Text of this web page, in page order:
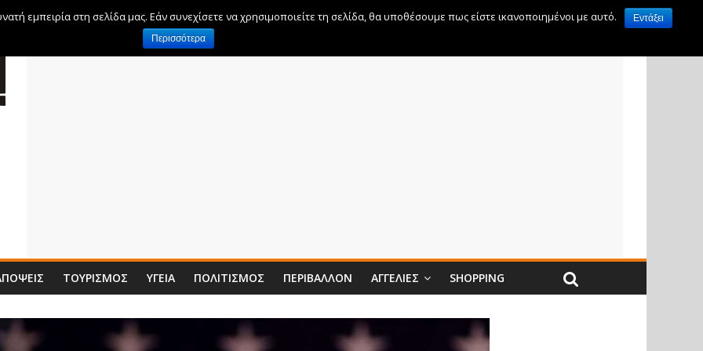
ΤΟΥΡΙΣΜΌΣ ΥΓΕΊΑ ΠΟΛΙΤΙΣΜΌΣ ΠΕΡΙΒΆΛΛΟΝ ΑΓΓΕΛΊΕΣ SHOPPING
εμπειρία στη σελίδα μας. Εάν συνεχίσετε να χρησιμοποιείτε τη σελίδα, θα υποθέσουμε πως είστε ικανοποιημένοι με αυτό.
Εντάξει
Περισσότερα